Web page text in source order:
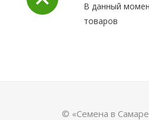
В данный
товаров
© «Семена в